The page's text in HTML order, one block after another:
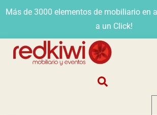
Más de 3000 elementos de mobiliario en
a un Click!